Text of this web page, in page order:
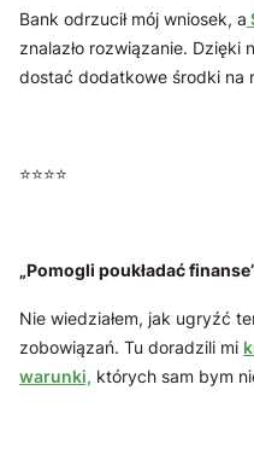
Bank odrzucił mój wniosek, a
znalazło rozwiązanie. Dzięki
dostać dodatkowe środki na
⭐️⭐️⭐️⭐️
„Pomogli poukładać
Nie wiedziałem, jak ugryźć
zobowiązań. Tu doradzili mi
warunki, których sam bym